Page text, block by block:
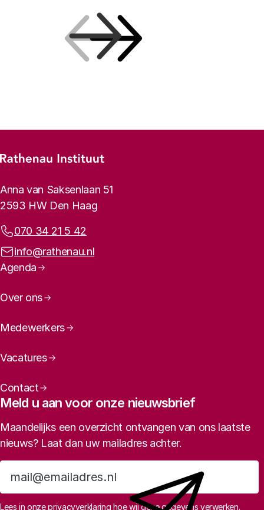
Footer-menu
Rathenau logo, naar de homepage
Contactinformatie
Anna van Saksenlaan 51
2593 HW Den Haag
Telefoonnummer:
070 34 21 5 42
E-mailadres:
info@rathenau.nl
Paginanavigatie
Agenda
Over ons
Medewerkers
Vacatures
Contact
Meld u aan voor onze nieuwsbrief
Maandelijks een overzicht ontvangen van ons laatste
nieuws? Laat dan uw mailadres achter.
Aanmelden
Lees inonze privacyverklaring hoe wij deze gegevens verwerken.